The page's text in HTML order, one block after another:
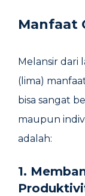
Manfaat
Melansir dari
(lima)
bisa sangat
maupun
adalah:
1.